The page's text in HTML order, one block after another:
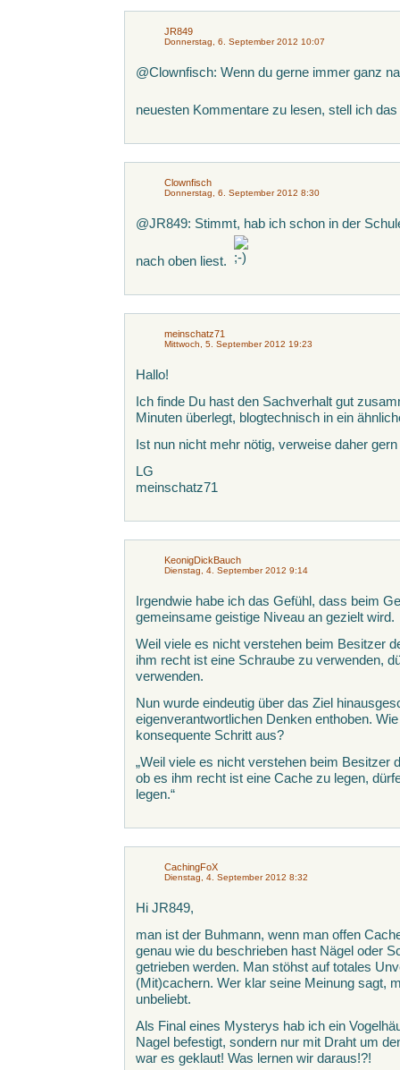
JR849
Donnerstag, 6. September 2012 10:07
@Clownfisch: Wenn du gerne immer ganz
neuesten Kommentare zu lesen, stell ich
Clownfisch
Donnerstag, 6. September 2012 8:30
@JR849: Stimmt, hab ich schon in der
nach oben liest.
meinschatz71
Mittwoch, 5. September 2012 19:23
Hallo!
Ich finde Du hast den Sachverhalt gut
Minuten überlegt, blogtechnisch in ein
Ist nun nicht mehr nötig, verweise daher
LG
meinschatz71
KeonigDickBauch
Dienstag, 4. September 2012 9:14
Irgendwie habe ich das Gefühl, dass beim
gemeinsame geistige Niveau an gezielt wird.
Weil viele es nicht verstehen beim Besitzer
ihm recht ist eine Schraube zu verwenden,
verwenden.
Nun wurde eindeutig über das Ziel
eigenverantwortlichen Denken enthoben.
konsequente Schritt aus?
„Weil viele es nicht verstehen beim Besitzer
ob es ihm recht ist eine Cache zu legen,
legen.“
CachingFoX
Dienstag, 4. September 2012 8:32
Hi JR849,
man ist der Buhmann, wenn man offen
genau wie du beschrieben hast Nägel oder
getrieben werden. Man stöhst auf totales
(Mit)cachern. Wer klar seine Meinung sagt,
unbeliebt.
Als Final eines Mysterys hab ich ein
Nagel befestigt, sondern nur mit Draht um
war es geklaut! Was lernen wir daraus!?!